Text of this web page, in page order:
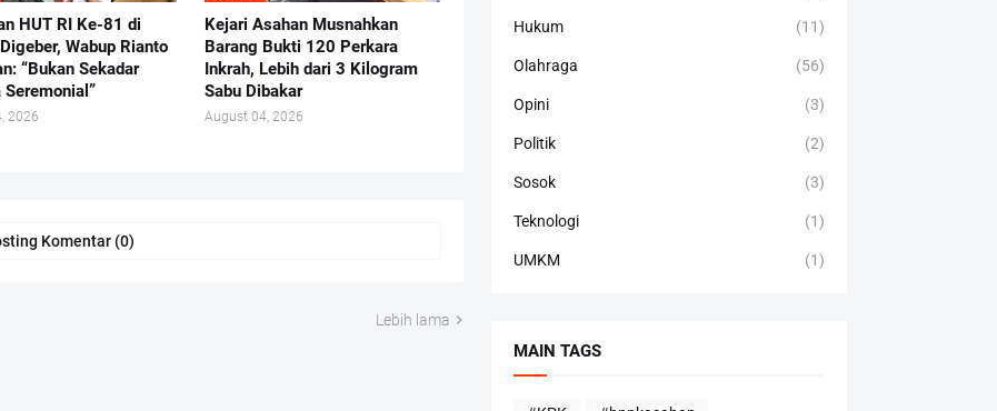
HUT RI Ke-81 di
Wabup Rianto
“Bukan Sekadar
Seremonial”
2026
Kejari Asahan Musnahkan
Barang Bukti 120 Perkara
Inkrah, Lebih dari 3 Kilogram
Sabu Dibakar
August 04, 2026
Komentar (0)
Lebih lama
Hukum (11)
Olahraga (56)
Opini (3)
Politik (2)
Sosok (3)
Teknologi (1)
UMKM (1)
MAIN TAGS